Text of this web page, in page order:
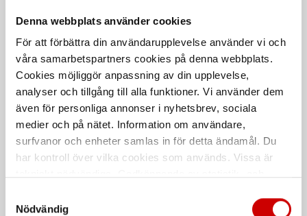
Denna webbplats använder cookies
För att förbättra din användarupplevelse använder vi och
våra samarbetspartners cookies på denna webbplats.
Cookies möjliggör anpassning av din upplevelse,
analyser och tillgång till alla funktioner. Vi använder dem
även för personliga annonser i nyhetsbrev, sociala
medier och på nätet. Information om användare,
surfvanor och enheter samlas in för detta ändamål. Du
har kontroll över vilka cookies som används. Vissa är
länder utanför EU med olika dataskyddsnormer. Genom
Nödvändig
DIN 912
ISO 4762
De som köpte, köpte även
Kampanj